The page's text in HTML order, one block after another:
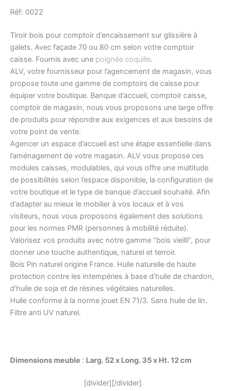
Réf: 0022
Tiroir bois pour comptoir d’encaissement sur glissière à
galets. Avec façade 70 ou 80 cm selon votre comptoir
caisse. Fournis avec une poignée coquille.
ALV, votre fournisseur pour l’agencement de magasin, vous
propose toute une gamme de comptoirs de caisse pour
équiper votre boutique. Banque d’accueil, comptoir caisse,
comptoir de magasin, nous vous proposons une large offre
de produits pour répondre aux exigences et aux besoins de
votre point de vente.
Agencer un espace d’accueil est une étape essentielle dans
l’aménagement de votre magasin. ALV vous propose ces
modules caisses, modulables, qui vous offre une multitude
de possibilités selon l’espace disponible, la configuration de
votre boutique et le type de banque d’accueil souhaité. Afin
d’adapter au mieux le mobilier à vos locaux et à vos
visiteurs, nous vous proposons également des solutions
pour les normes PMR (personnes à mobilité réduite).
Valorisez vos produits avec notre gamme “bois vieilli”, pour
donner une touche authentique, naturel et terroir.
Bois Pin naturel origine France. Huile naturelle de haute
protection contre les intempéries à base d’huile de chardon,
d’huile de soja et de résines végétales naturelles.
Huile conforme à la norme jouet EN 71/3. Sans huile de lin.
Filtre anti UV naturel.
Dimensions meuble : Larg. 52 x Long. 35 x Ht. 12 cm
[divider][/divider]